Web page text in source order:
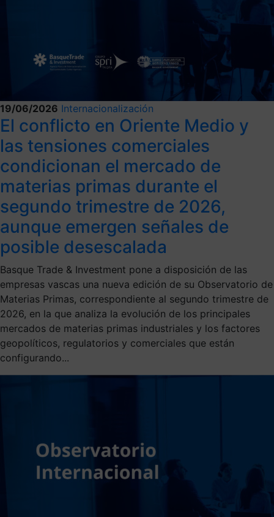
19/06/2026 Internacionalización
El conflicto en Oriente Medio y
las tensiones comerciales
condicionan el mercado de
materias primas durante el
segundo trimestre de 2026,
aunque emergen señales de
posible desescalada
Basque Trade & Investment pone a disposición de las
empresas vascas una nueva edición de su Observatorio de
Materias Primas, correspondiente al segundo trimestre de
2026, en la que analiza la evolución de los principales
mercados de materias primas industriales y los factores
geopolíticos, regulatorios y comerciales que están
configurando...